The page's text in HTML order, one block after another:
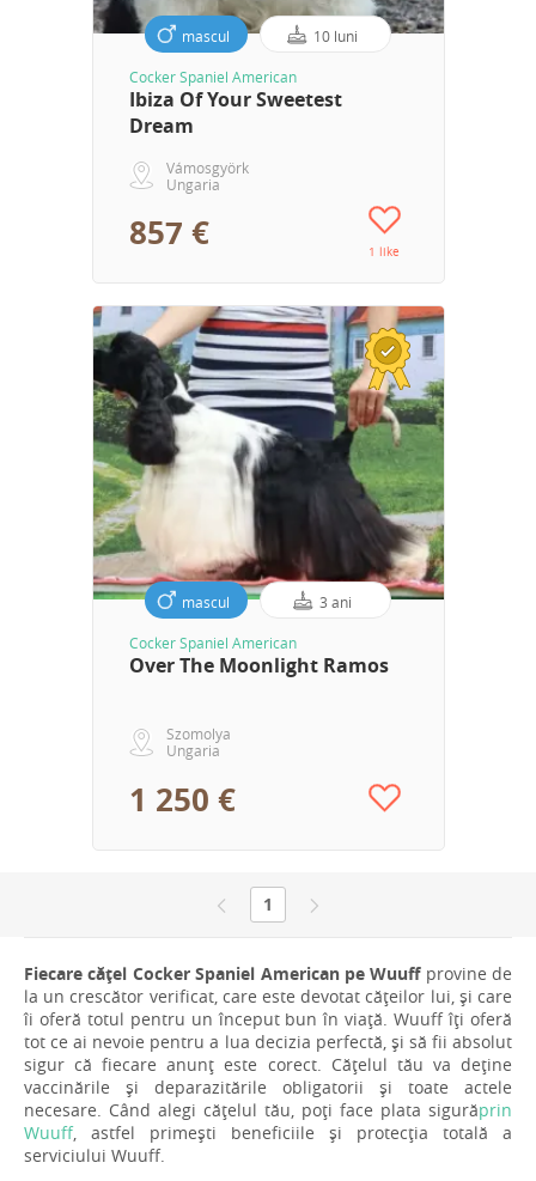
mascul 10 luni
Cocker Spaniel American
Ibiza Of Your Sweetest
Dream
Vámosgyörk
Ungaria
857 € 1 like
mascul 3 ani
Cocker Spaniel American
Over The Moonlight Ramos
Szomolya
Ungaria
1 250 €
1
Fiecare cățel Cocker Spaniel American pe Wuuffprovine de
la un crescător verificat, care este devotat cățeilor lui, și care
îi oferă totul pentru un început bun în viață. Wuuff îți oferă
tot ce ai nevoie pentru a lua decizia perfectă, și să fii absolut
sigur că fiecare anunț este corect. Cățelul tău va deține
vaccinările și deparazitările obligatorii și toate actele
necesare. Când alegi cățelul tău, poți face plata sigurăprin
Wuuff, astfel primești beneficiile și protecția totală a
serviciului Wuuff.